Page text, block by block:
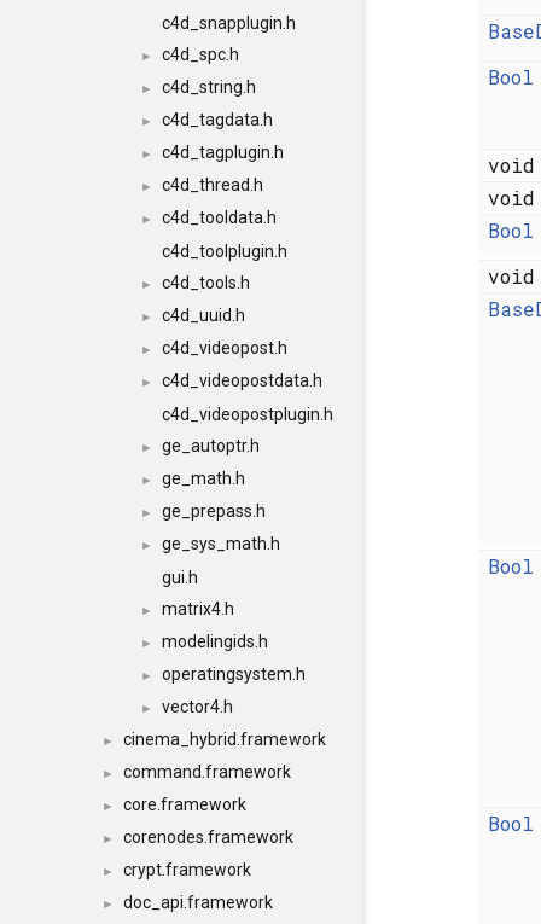
c4d_snapplugin.h
► c4d_spc.h
► c4d_string.h
► c4d_tagdata.h
► c4d_tagplugin.h
► c4d_thread.h
►
c4d_tooldata.h
c4d_toolplugin.h
► c4d_tools.h
► c4d_uuid.h
► c4d_videopost.h
►
c4d_videopostdata.h
c4d_videopostplugin.h
► ge_autoptr.h
► ge_math.h
► ge_prepass.h
►
ge_sys_math.h
gui.h
► matrix4.h
► modelingids.h
► operatingsystem.h
► vector4.h
► cinema_hybrid.framework
► command.framework
► core.framework
► corenodes.framework
► crypt.framework
► doc_api.framework
Bool
Bool
Bool
Bool